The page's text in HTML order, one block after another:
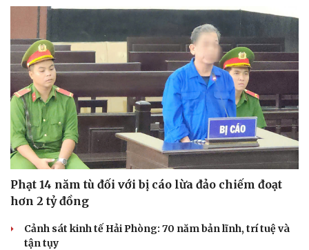
Phạt 14 năm tù đối với bị cáo lừa đảo chiếm đoạt
hơn 2 tỷ đồng
Cảnh sát kinh tế Hải Phòng: 70 năm bản lĩnh, trí tuệ và
tận tụy